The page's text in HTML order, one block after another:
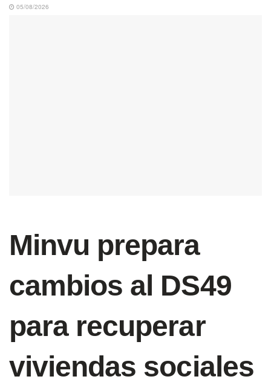
05/08/2026
Minvu prepara
cambios al DS49
para recuperar
viviendas sociales